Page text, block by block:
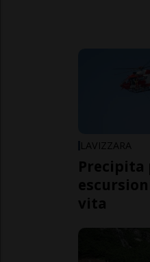
LAVIZZARA
Precipita
vita